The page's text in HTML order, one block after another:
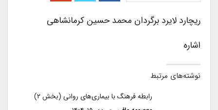
ریچارد لایرد برگردان محمد حسین کرمانشاهی
اشاره
نوشته‌های مرتبط
رابطه فرهنگ با بیماری‌های روانی (بخش ۲)